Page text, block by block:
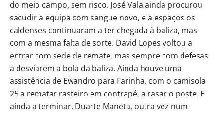
do meio campo, sem risco. José Vala ainda procurou
sacudir a equipa com sangue novo, e a espaços os
caldenses continuaram a ter chegada à baliza, mas
com a mesma falta de sorte. David Lopes voltou a
entrar com sede de remate, mas sempre com defesas
a desviarem a bola da baliza. Ainda houve uma
assistência de Ewandro para Farinha, com o camisola
25 a rematar rasteiro em contrapé, a rasar o poste. E
ainda a terminar, Duarte Maneta, outra vez num